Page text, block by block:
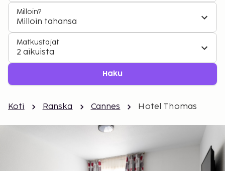
Milloin?
Milloin tahansa
Matkustajat
2 aikuista
Haku
Koti Ranska Cannes Hotel Thomas